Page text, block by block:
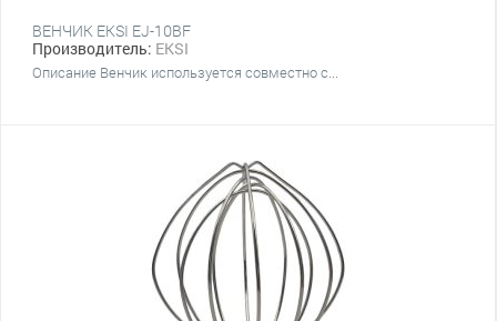
ВЕНЧИК EKSI EJ-10BF
Производитель: EKSI
Описание Венчик используется совместно с...